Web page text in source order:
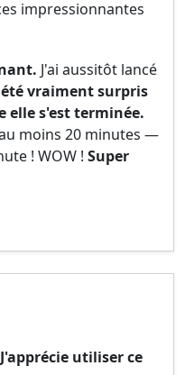
impressionnantes
J'ai aussitôt lancé
vraiment surpris
elle s'est terminée.
moins 20 minutes —
! WOW ! Super
J'apprécie utiliser ce